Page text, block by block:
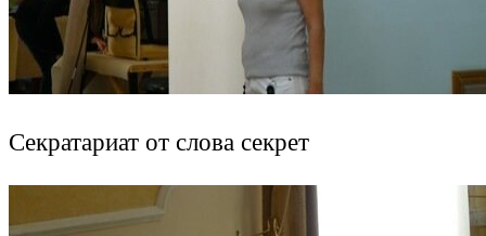
Секратариат от слова секрет